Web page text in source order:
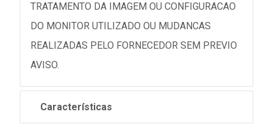
TRATAMENTO DA IMAGEM OU CONFIGURACAO
DO MONITOR UTILIZADO OU MUDANCAS
REALIZADAS PELO FORNECEDOR SEM PREVIO
AVISO.
Características